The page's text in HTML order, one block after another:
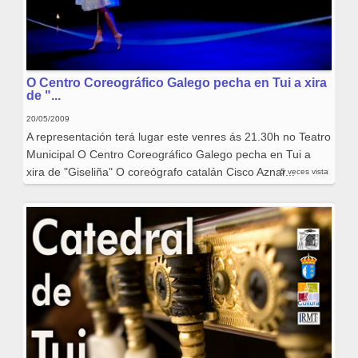
O Centro Coreográfico Galego pecha en Tui a xira
de "...
20/05/2009
A representación terá lugar este venres ás 21.30h no Teatro
Municipal O Centro Coreográfico Galego pecha en Tui a
xira de "Giseliña" O coreógrafo catalán Cisco Aznar...5 veces vista